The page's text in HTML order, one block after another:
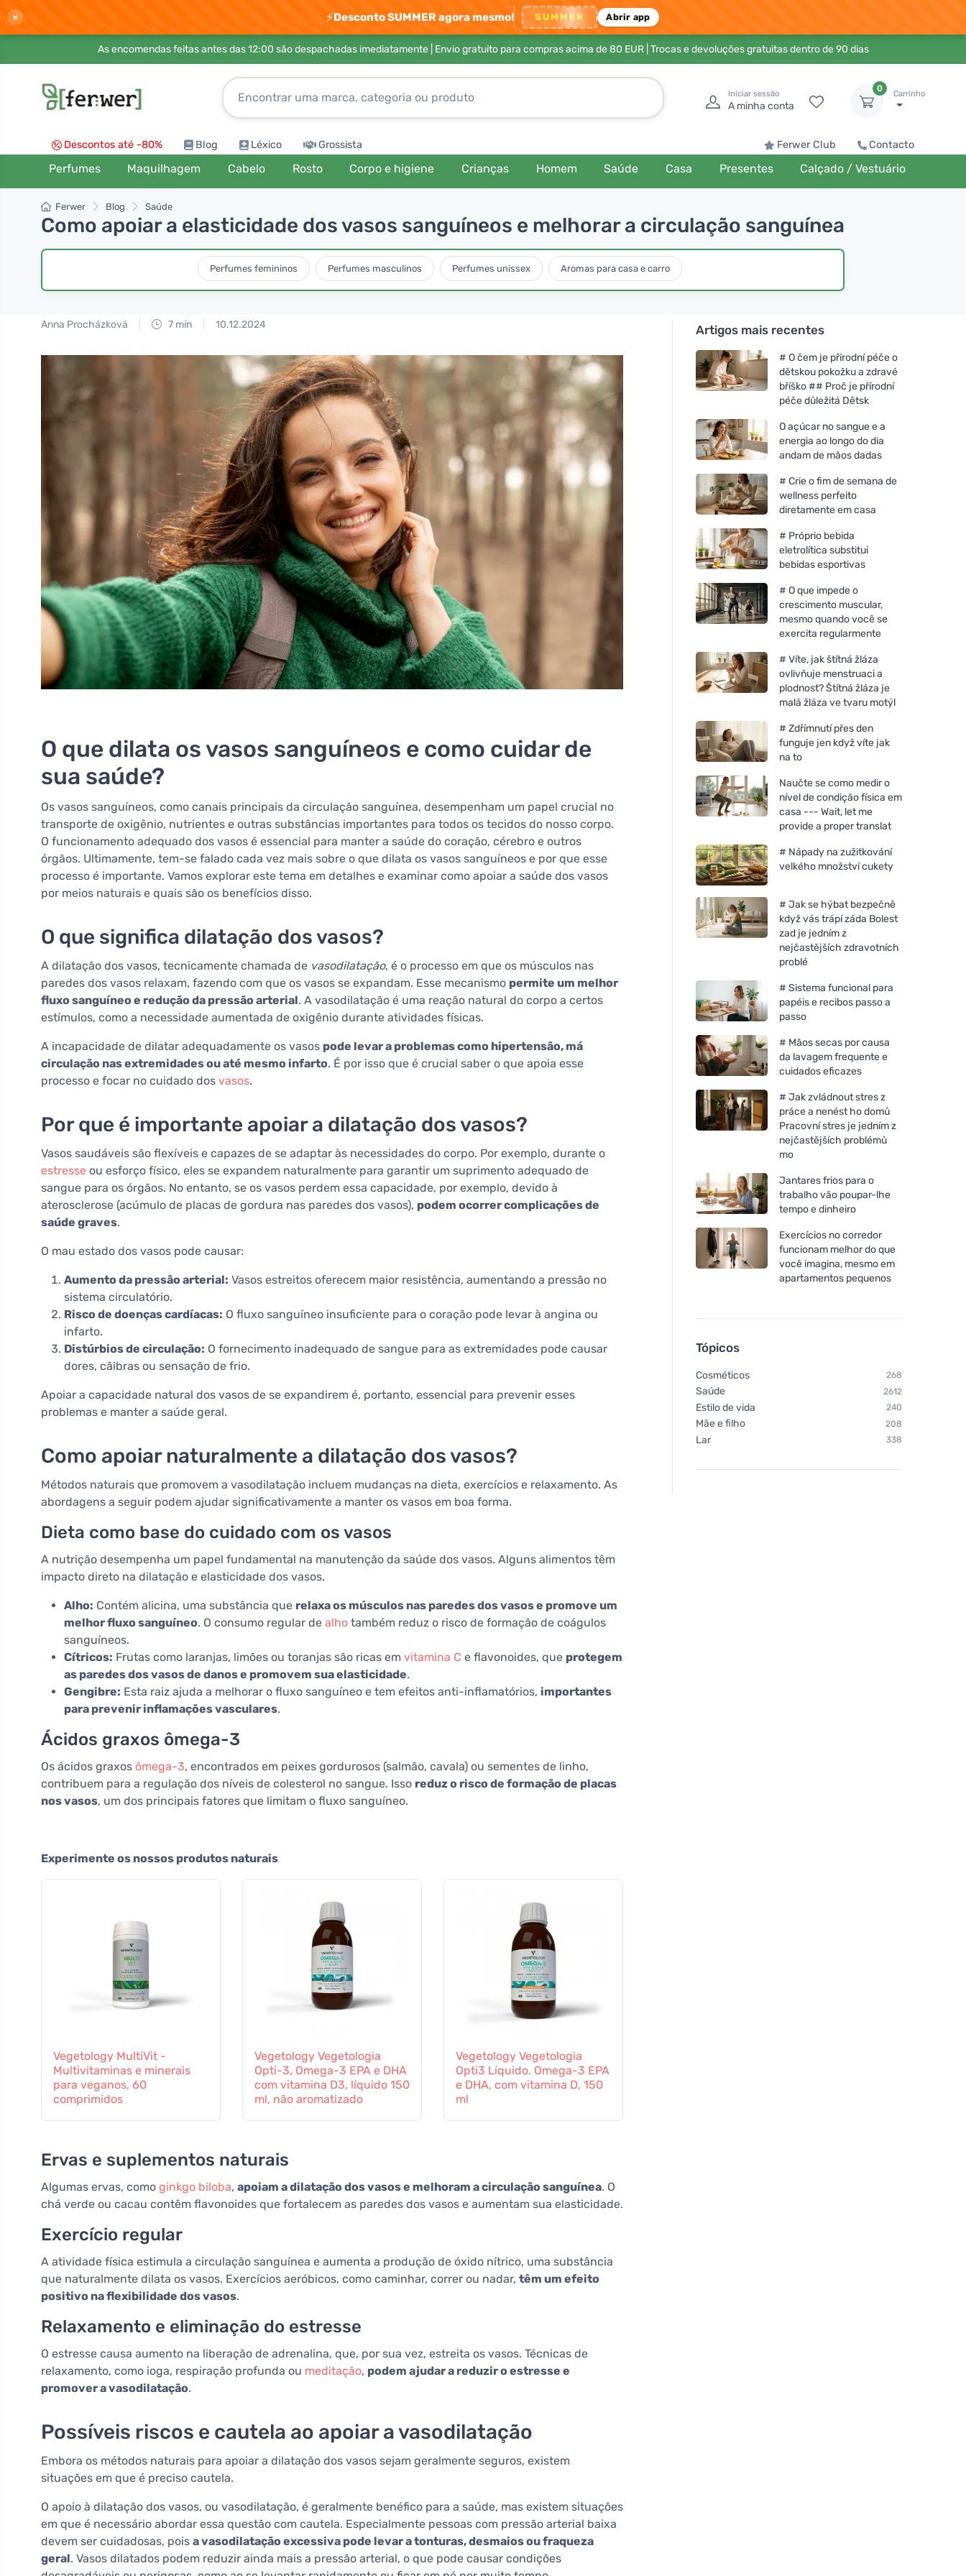
× ⚡Desconto SUMMER agora mesmo! SUMMER Abrir app
As encomendas feitas antes das 12:00 são despachadas imediatamente | Envio gratuito para compras acima de 80 EUR| Trocas e devoluções gratuitas dentro de 90 dias
Iniciar sessão
A minha conta
0
Carrinho
Descontos até -80% Blog Léxico Grossista Ferwer Club Contacto
Perfumes Maquilhagem Cabelo Rosto Corpo e higiene Crianças Homem Saúde Casa Presentes Calçado / Vestuário
Ferwer Blog Saúde
Como apoiar a elasticidade dos vasos sanguíneos e melhorar a circulação sanguínea
Perfumes femininos Perfumes masculinos Perfumes unissex Aromas para casa e carro
Anna Procházková 7 min 10.12.2024
O que dilata os vasos sanguíneos e como cuidar de
sua saúde?
Os vasos sanguíneos, como canais principais da circulação sanguínea, desempenham um papel crucial no
transporte de oxigênio, nutrientes e outras substâncias importantes para todos os tecidos do nosso corpo.
O funcionamento adequado dos vasos é essencial para manter a saúde do coração, cérebro e outros
órgãos. Ultimamente, tem-se falado cada vez mais sobre o que dilata os vasos sanguíneos e por que esse
processo é importante. Vamos explorar este tema em detalhes e examinar como apoiar a saúde dos vasos
por meios naturais e quais são os benefícios disso.
O que significa dilatação dos vasos?
A dilatação dos vasos, tecnicamente chamada de vasodilatação, é o processo em que os músculos nas
paredes dos vasos relaxam, fazendo com que os vasos se expandam. Esse mecanismo permite um melhor
fluxo sanguíneo e redução da pressão arterial. A vasodilatação é uma reação natural do corpo a certos
estímulos, como a necessidade aumentada de oxigênio durante atividades físicas.
A incapacidade de dilatar adequadamente os vasos pode levar a problemas como hipertensão, má
circulação nas extremidades ou até mesmo infarto. É por isso que é crucial saber o que apoia esse
processo e focar no cuidado dos vasos.
Por que é importante apoiar a dilatação dos vasos?
Vasos saudáveis são flexíveis e capazes de se adaptar às necessidades do corpo. Por exemplo, durante o
estresse ou esforço físico, eles se expandem naturalmente para garantir um suprimento adequado de
sangue para os órgãos. No entanto, se os vasos perdem essa capacidade, por exemplo, devido à
aterosclerose (acúmulo de placas de gordura nas paredes dos vasos), podem ocorrer complicações de
saúde graves.
O mau estado dos vasos pode causar:
Aumento da pressão arterial: Vasos estreitos oferecem maior resistência, aumentando a pressão no
sistema circulatório.
Risco de doenças cardíacas: O fluxo sanguíneo insuficiente para o coração pode levar à angina ou
infarto.
Distúrbios de circulação: O fornecimento inadequado de sangue para as extremidades pode causar
dores, cãibras ou sensação de frio.
Apoiar a capacidade natural dos vasos de se expandirem é, portanto, essencial para prevenir esses
problemas e manter a saúde geral.
Como apoiar naturalmente a dilatação dos vasos?
Métodos naturais que promovem a vasodilatação incluem mudanças na dieta, exercícios e relaxamento. As
abordagens a seguir podem ajudar significativamente a manter os vasos em boa forma.
Dieta como base do cuidado com os vasos
A nutrição desempenha um papel fundamental na manutenção da saúde dos vasos. Alguns alimentos têm
impacto direto na dilatação e elasticidade dos vasos.
Alho: Contém alicina, uma substância que relaxa os músculos nas paredes dos vasos e promove um
melhor fluxo sanguíneo. O consumo regular de alho também reduz o risco de formação de coágulos
sanguíneos.
Cítricos: Frutas como laranjas, limões ou toranjas são ricas em vitamina C e flavonoides, que protegem
as paredes dos vasos de danos e promovem sua elasticidade.
Gengibre: Esta raiz ajuda a melhorar o fluxo sanguíneo e tem efeitos anti-inflamatórios, importantes
para prevenir inflamações vasculares.
Ácidos graxos ômega-3
Os ácidos graxos ômega-3, encontrados em peixes gordurosos (salmão, cavala) ou sementes de linho,
contribuem para a regulação dos níveis de colesterol no sangue. Isso reduz o risco de formação de placas
nos vasos, um dos principais fatores que limitam o fluxo sanguíneo.
Experimente os nossos produtos naturais
Vegetology MultiVit -
Multivitaminas e minerais
para veganos, 60
comprimidos
Vegetology Vegetologia
Opti-3, Omega-3 EPA e DHA
com vitamina D3, líquido 150
ml, não aromatizado
Vegetology Vegetologia
Opti3 Líquido. Omega-3 EPA
e DHA, com vitamina D, 150
ml
Ervas e suplementos naturais
Algumas ervas, como ginkgo biloba, apoiam a dilatação dos vasos e melhoram a circulação sanguínea. O
chá verde ou cacau contêm flavonoides que fortalecem as paredes dos vasos e aumentam sua elasticidade.
Exercício regular
A atividade física estimula a circulação sanguínea e aumenta a produção de óxido nítrico, uma substância
que naturalmente dilata os vasos. Exercícios aeróbicos, como caminhar, correr ou nadar, têm um efeito
positivo na flexibilidade dos vasos.
Relaxamento e eliminação do estresse
O estresse causa aumento na liberação de adrenalina, que, por sua vez, estreita os vasos. Técnicas de
relaxamento, como ioga, respiração profunda ou meditação, podem ajudar a reduzir o estresse e
promover a vasodilatação.
Possíveis riscos e cautela ao apoiar a vasodilatação
Embora os métodos naturais para apoiar a dilatação dos vasos sejam geralmente seguros, existem
situações em que é preciso cautela.
O apoio à dilatação dos vasos, ou vasodilatação, é geralmente benéfico para a saúde, mas existem situações
em que é necessário abordar essa questão com cautela. Especialmente pessoas com pressão arterial baixa
devem ser cuidadosas, pois a vasodilatação excessiva pode levar a tonturas, desmaios ou fraqueza
geral. Vasos dilatados podem reduzir ainda mais a pressão arterial, o que pode causar condições
Artigos mais recentes
# O čem je přírodní péče o
dětskou pokožku a zdravé
bříško ## Proč je přírodní
péče důležitá Dětsk
O açúcar no sangue e a
energia ao longo do dia
andam de mãos dadas
# Crie o fim de semana de
wellness perfeito
diretamente em casa
# Próprio bebida
eletrolítica substitui
bebidas esportivas
# O que impede o
crescimento muscular,
mesmo quando você se
exercita regularmente
# Víte, jak štítná žláza
ovlivňuje menstruaci a
plodnost? Štítná žláza je
malá žláza ve tvaru motýl
# Zdřímnutí přes den
funguje jen když víte jak
na to
Naučte se como medir o
nível de condição física em
casa --- Wait, let me
provide a proper translat
# Nápady na zužitkování
velkého množství cukety
# Jak se hýbat bezpečně
když vás trápí záda Bolest
zad je jedním z
nejčastějších zdravotních
problé
# Sistema funcional para
papéis e recibos passo a
passo
# Mãos secas por causa
da lavagem frequente e
cuidados eficazes
# Jak zvládnout stres z
práce a nenést ho domů
Pracovní stres je jedním z
nejčastějších problémů
mo
Jantares frios para o
trabalho vão poupar-lhe
tempo e dinheiro
Exercícios no corredor
funcionam melhor do que
você imagina, mesmo em
apartamentos pequenos
Tópicos
Cosméticos 268
Saúde 2612
Estilo de vida 240
Mãe e filho 208
Lar 338